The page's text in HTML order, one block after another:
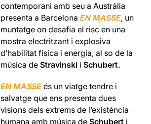
contemporani amb seu a Austràlia
presenta a BarcelonaEN MASSE, un
muntatge on desafia el risc en una
mostra electritzant i explosiva
d’habilitat física i energia, al so de la
música deStravinski iSchubert.
EN MASSEés un viatge tendre i
salvatge que ens presenta dues
visions dels extrems de l’existència
humana amb música deSchubert i